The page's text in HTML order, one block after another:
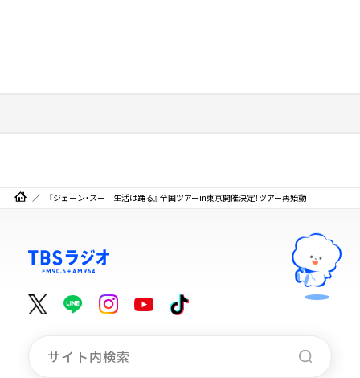
『ジェーン・スー 生活は踊る』 全国ツアーin東京開催決定！ツアー再始動